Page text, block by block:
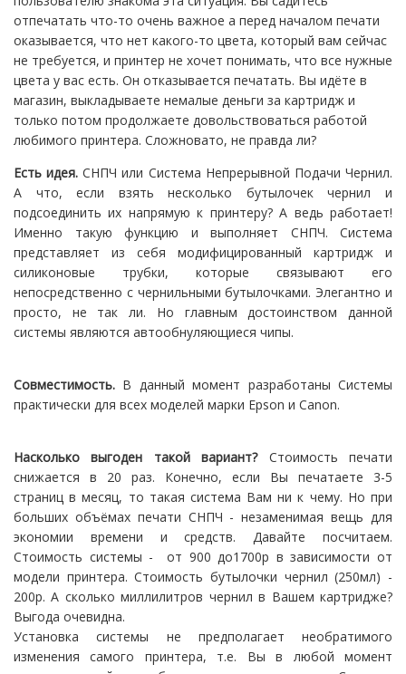
отпечатать что-то очень важное а перед началом печати
оказывается, что нет какого-то цвета, который вам сейчас
не требуется, и принтер не хочет понимать, что все нужные
цвета у вас есть. Он отказывается печатать. Вы идёте в
магазин, выкладываете немалые деньги за картридж и
только потом продолжаете довольствоваться работой
любимого принтера. Сложновато, не правда ли?
Есть идея. СНПЧ или Система Непрерывной Подачи Чернил.
А что, если взять несколько бутылочек чернил и
подсоединить их напрямую к принтеру? А ведь работает!
Именно такую функцию и выполняет СНПЧ. Система
представляет из себя модифицированный картридж и
силиконовые трубки, которые связывают его
непосредственно с чернильными бутылочками. Элегантно и
просто, не так ли. Но главным достоинством данной
системы являются автообнуляющиеся чипы.
Совместимость. В данный момент разработаны Системы
практически для всех моделей марки Epson и Canon.
Насколько выгоден такой вариант?Стоимость печати
снижается в 20 раз. Конечно, если Вы печатаете 3-5
страниц в месяц, то такая система Вам ни к чему. Но при
больших объёмах печати СНПЧ - незаменимая вещь для
экономии времени и средств. Давайте посчитаем.
Стоимость системы - от 900 до1700р в зависимости от
модели принтера. Стоимость бутылочки чернил (250мл) -
200р. А сколько миллилитров чернил в Вашем картридже?
Выгода очевидна.
Установка системы не предполагает необратимого
изменения самого принтера, т.е. Вы в любой момент